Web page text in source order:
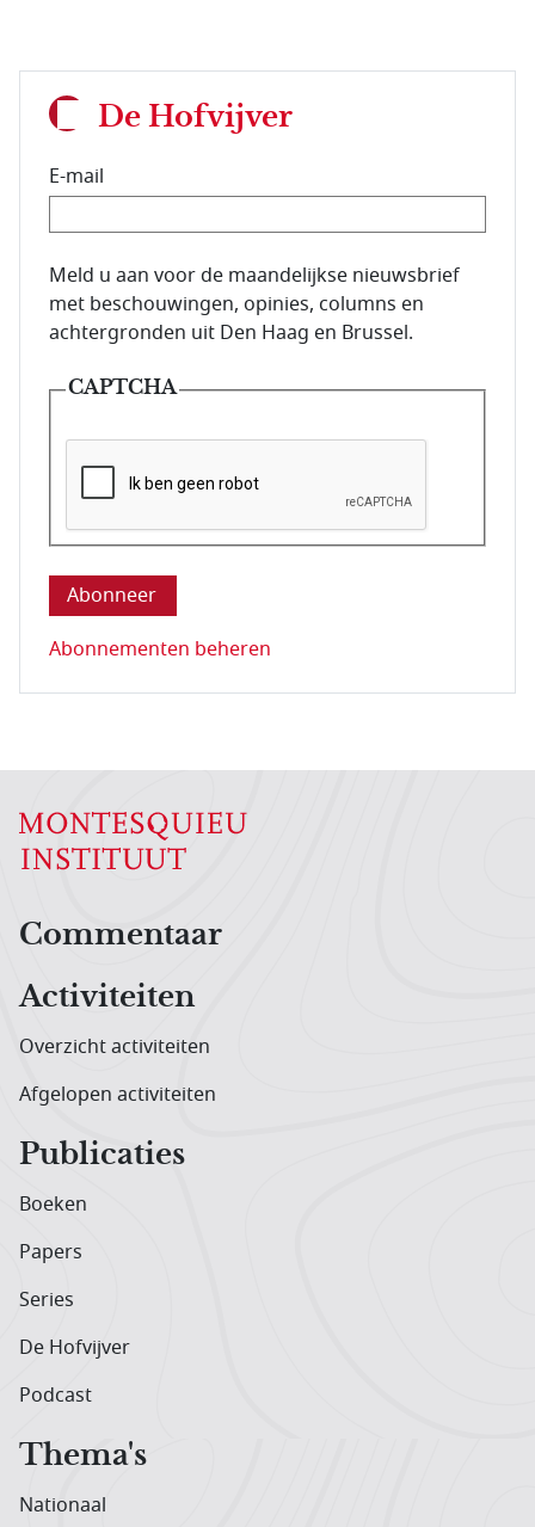
De Hofvijver
E-mail
E-mailadres van de abonnee.
Meld u aan voor de maandelijkse nieuwsbrief
met beschouwingen, opinies, columns en
achtergronden uit Den Haag en Brussel.
CAPTCHA
Deze vraag is om te controleren dat u een mens
Abonnementen beheren
Hoofdnavigatiemenu
Commentaar
Activiteiten
Overzicht activiteiten
Afgelopen activiteiten
Publicaties
Boeken
Papers
Series
De Hofvijver
Podcast
Thema's
Nationaal